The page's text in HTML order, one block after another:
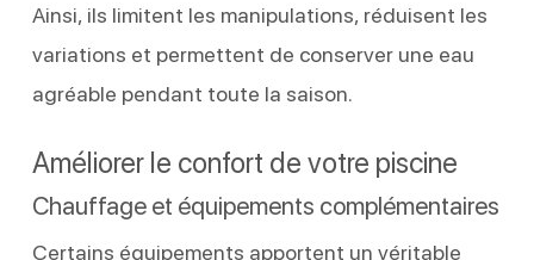
Ainsi, ils limitent les manipulations, réduisent les
variations et permettent de conserver une eau
agréable pendant toute la saison.
Améliorer le confort de votre piscine
Chauffage et équipements complémentaires
Certains équipements apportent un véritable